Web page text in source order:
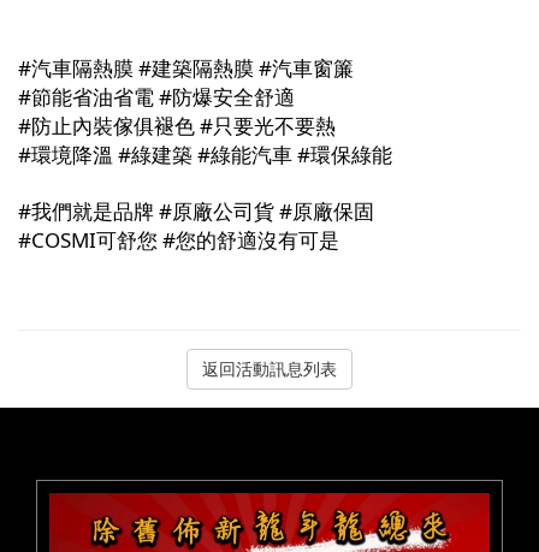
#汽車隔熱膜 #建築隔熱膜 #汽車窗簾
#節能省油省電#防爆安全舒適
#防止內裝傢俱褪色#只要光不要熱
#環境降溫 #綠建築#綠能汽車#環保綠能
#我們就是品牌#原廠公司貨#原廠保固
#COSMI可舒您 #您的舒適沒有可是
返回活動訊息列表